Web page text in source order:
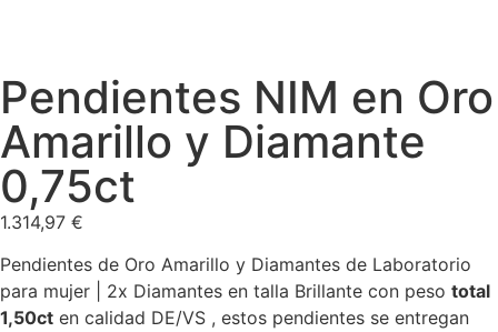
Pendientes NIM en Oro
Amarillo y Diamante
0,75ct
1.314,97 €
Pendientes de Oro Amarillo y Diamantes de Laboratorio
para mujer | 2x Diamantes en talla Brillante con peso total
1,50ct en calidad DE/VS , estos pendientes se entregan